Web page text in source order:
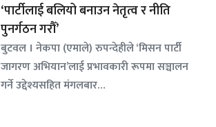
‘पार्टीलाई बलियो बनाउन नेतृत्व र नीति
पुनर्गठन गरौँ’
बुटवल । नेकपा (एमाले) रुपन्देहीले ‘मिसन पार्टी
जागरण अभियान’लाई प्रभावकारी रूपमा सञ्चालन
गर्ने उद्देश्यसहित मंगलबार…